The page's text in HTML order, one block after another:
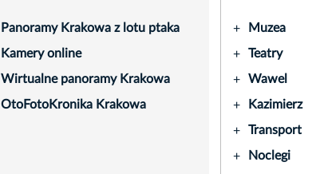
Panoramy Krakowa z lotu ptaka
Kamery online
Wirtualne panoramy Krakowa
OtoFotoKronika Krakowa
+ Muzea
+ Teatry
+ Wawel
+ Kazimierz
+ Transport
+ Noclegi